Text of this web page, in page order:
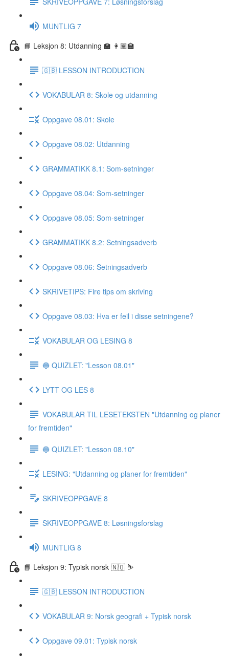
MUNTLIG 7
📘 Leksjon 8: Utdanning 🏫 👩🏽‍🏫
🇬🇧 LESSON INTRODUCTION
VOKABULAR 8: Skole og utdanning
Oppgave 08.01: Skole
Oppgave 08.02: Utdanning
GRAMMATIKK 8.1: Som-setninger
Oppgave 08.04: Som-setninger
Oppgave 08.05: Som-setninger
GRAMMATIKK 8.2: Setningsadverb
Oppgave 08.06: Setningsadverb
SKRIVETIPS: Fire tips om skriving
Oppgave 08.03: Hva er feil i disse setningene?
VOKABULAR OG LESING 8
🔵 QUIZLET: "Lesson 08.01"
LYTT OG LES 8
VOKABULAR TIL LESETEKSTEN "Utdanning og planer
for fremtiden"
🔵 QUIZLET: "Lesson 08.10"
LESING: "Utdanning og planer for fremtiden"
SKRIVEOPPGAVE 8
SKRIVEOPPGAVE 8: Løsningsforslag
MUNTLIG 8
📘 Leksjon 9: Typisk norsk 🇳🇴 ⛷
🇬🇧 LESSON INTRODUCTION
VOKABULAR 9: Norsk geografi + Typisk norsk
Oppgave 09.01: Typisk norsk